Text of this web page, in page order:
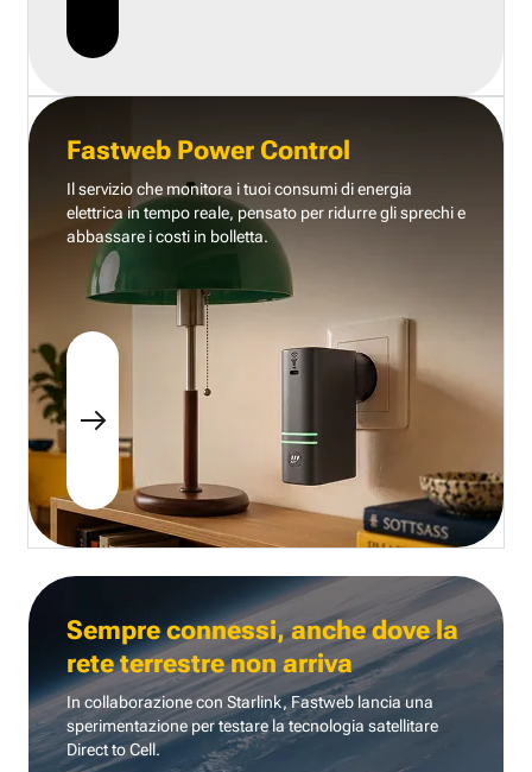
Fastweb Power Control
Il servizio che monitora i tuoi consumi di energia
elettrica in tempo reale, pensato per ridurre gli sprechi e
abbassare i costi in bolletta.
Sempre connessi, anche dove la
rete terrestre non arriva
In collaborazione con Starlink, Fastweb lancia una
sperimentazione per testare la tecnologia satellitare
Direct to Cell.